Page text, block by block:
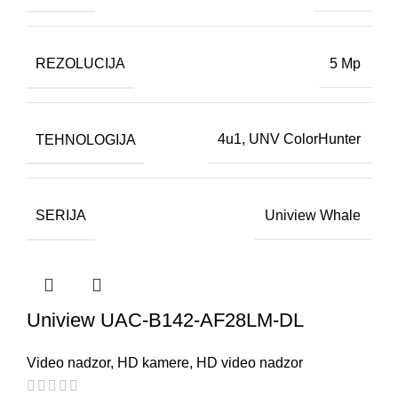
REZOLUCIJA 5 Mp
TEHNOLOGIJA 4u1, UNV ColorHunter
SERIJA Uniview Whale
Uniview UAC-B142-AF28LM-DL
Video nadzor, HD kamere, HD video nadzor